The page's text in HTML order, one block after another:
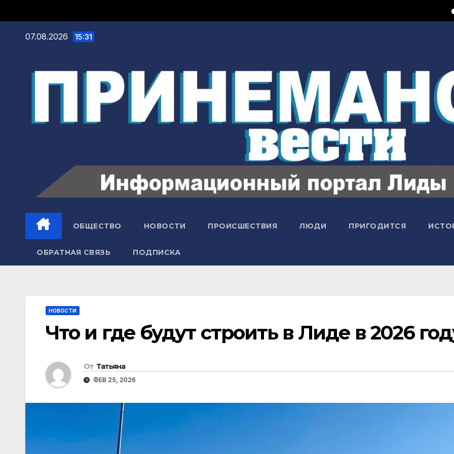
07.08.2026 15:31
ОБЩЕСТВО НОВОСТИ ПРОИСШЕСТВИЯ ЛЮДИ ПРИГОДИТСЯ
ОБРАТНАЯ СВЯЗЬ ПОДПИСКА
НОВОСТИ
Что и где будут строить в Лиде в 2026
От Татьяна
ФЕВ 25, 2026